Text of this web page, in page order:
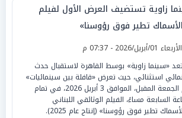
زاوية تستضيف العرض الأول لفيلم
تطير فوق رؤوسنا»
الأربعاء 01/أبريل/2026 - 07:37 م
«سينما زاوية» بوسط القاهرة لاستقبال حدث
استثنائي، حيث تعرض «قافلة بين سينمائيات»
يوم الجمعة المقبل، الموافق 3 أبريل 2026، في تمام
السابعة مساءً، الفيلم الوثائقي اللبناني
تطير فوق رؤوسنا» (إنتاج عام 2025).